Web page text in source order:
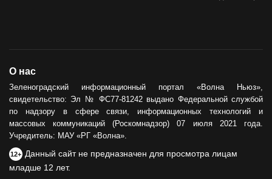
О нас
Зеленоградский информационный портал «Волна Ньюз»,
свидетельство: Эл № ФС77-81242 выдано Федеральной службой
по надзору в сфере связи, информационных технологий и
массовых коммуникаций (Роскомнадзор) 07 июля 2021 года.
Учредитель: МАУ «РГ «Волна».
12+ Данный сайт не предназначен для просмотра лицам
младше 12 лет.